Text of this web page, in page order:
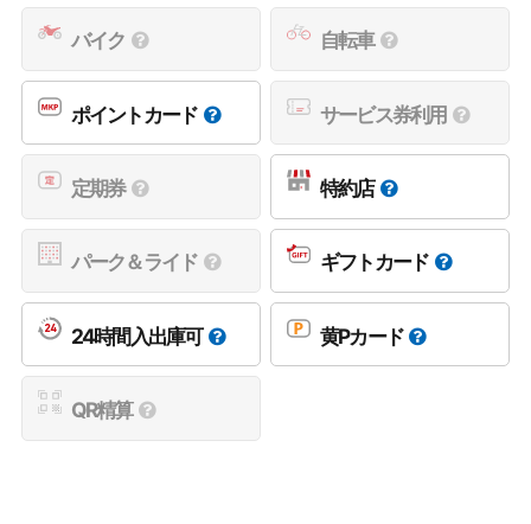
バイク 自転車
ポイントカード サービス券利用
定期券 特約店
パーク＆ライド ギフトカード
24時間入出庫可 黄Pカード
QR精算